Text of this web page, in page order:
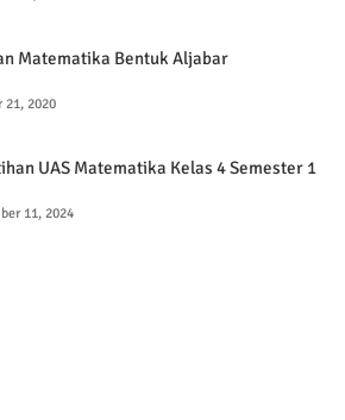
Matematika Bentuk Aljabar
21, 2020
UAS Matematika Kelas 4 Semester 1
11, 2024